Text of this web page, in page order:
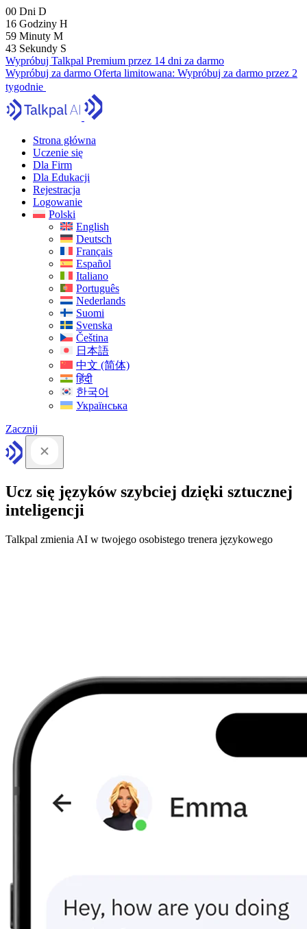
00 Dni D
16 Godziny H
59 Minuty M
42 Sekundy S
Wypróbuj Talkpal Premium przez 14 dni za darmo
Wypróbuj za darmo Oferta limitowana: Wypróbuj za darmo przez 2
tygodnie
Strona główna
Uczenie się
Dla Firm
Dla Edukacji
Rejestracja
Logowanie
Polski
English
Deutsch
Français
Español
Italiano
Português
Nederlands
Suomi
Svenska
Čeština
日本語
中文 (简体)
हिंदी
한국어
Українська
Zacznij
Ucz się języków szybciej dzięki sztucznej
inteligencji
Talkpal zmienia AI w twojego osobistego trenera językowego